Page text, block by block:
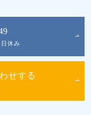
休み
せする